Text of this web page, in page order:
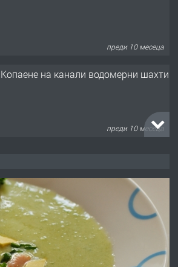
преди 10 месеца
Копаене на канали водомерни шахти
преди 10 месеца
преди 11 месеца
Отпушване на канали тоалетни
вертикални щрангове